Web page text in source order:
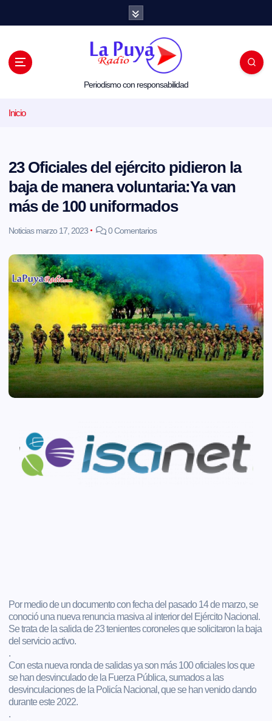
l
Periodismo con responsabilidad
Inicio
23 Oficiales del ejército pidieron la
baja de manera voluntaria:Ya van
más de 100 uniformados
Noticias marzo 17, 2023 0 Comentarios
Por medio de un documento con fecha del pasado 14 de marzo, se
conoció una nueva renuncia masiva al interior del Ejército Nacional.
Se trata de la salida de 23 tenientes coroneles que solicitaron la baja
del servicio activo.
.
Con esta nueva ronda de salidas ya son más 100 oficiales los que
se han desvinculado de la Fuerza Pública, sumados a las
desvinculaciones de la Policía Nacional, que se han venido dando
durante este 2022.
.